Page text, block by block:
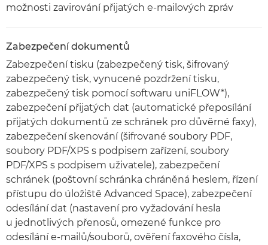
možnosti zavirování přijatých e-mailových zpráv
Zabezpečení dokumentů
Zabezpečení tisku (zabezpečený tisk, šifrovaný
zabezpečený tisk, vynucené pozdržení tisku,
zabezpečený tisk pomocí softwaru uniFLOW*),
zabezpečení přijatých dat (automatické přeposílání
přijatých dokumentů ze schránek pro důvěrné faxy),
zabezpečení skenování (šifrované soubory PDF,
soubory PDF/XPS s podpisem zařízení, soubory
PDF/XPS s podpisem uživatele), zabezpečení
schránek (poštovní schránka chráněná heslem, řízení
přístupu do úložiště Advanced Space), zabezpečení
odesílání dat (nastavení pro vyžadování hesla
u jednotlivých přenosů, omezené funkce pro
odesílání e-mailů/souborů, ověření faxového čísla,